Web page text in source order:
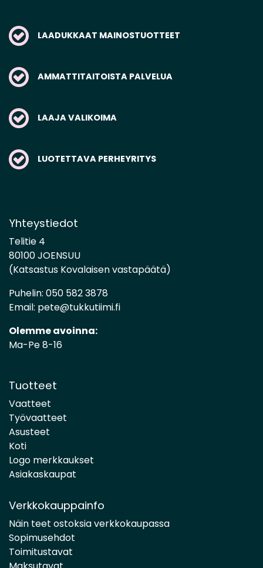
LAADUKKAAT MAINOSTUOTTEET
AMMATTITAITOISTA PALVELUA
LAAJA VALIKOIMA
LUOTETTAVA PERHEYRITYS
Yhteystiedot
Telitie 4
80100 JOENSUU
(Katsastus Kovalaisen vastapäätä)
Puhelin: 050 582 3878
Email: pete@tukkutiimi.fi
Olemme avoinna:
Ma-Pe 8-16
Tuotteet
Vaatteet
Työvaatteet
Asusteet
Koti
Logo merkkaukset
Asiakaskaupat
Verkkokauppainfo
Näin teet ostoksia verkkokaupassa
Sopimusehdot
Toimitustavat